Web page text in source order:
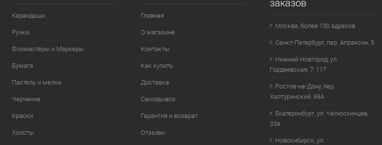
Карандаши
Ручки
Фломастеры и Маркеры
Бумага
Пастель и мелки
Черчение
Краски
Холсты
Главная
О магазине
Контакты
Как купить
Доставка
Самовывоз
Гарантия и возврат
Отзывы
заказов
г. Москва, более 130 адресов
г. Санкт-Петербург, пер. Апраксин, 5
г. Нижний Новгород, ул.
Гордеевская, 7, 117
г. Ростов-на-Дону, пер.
Халтуринский, 99А
г. Екатеринбург, ул. Челюскинцев,
33а
г. Новосибирск, ул.